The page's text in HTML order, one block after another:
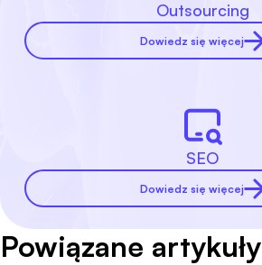
Outsourcing
Dowiedz się więcej
SEO
Dowiedz się więcej
Powiązane artykuły